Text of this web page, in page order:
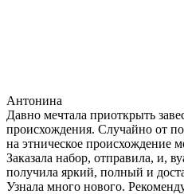
Антонина
Давно мечтала приоткрыть
происхождения. Случайно от
на этническое происхождение
Заказала набор, отправила, и,
получила яркий, полный и
Узнала много нового.